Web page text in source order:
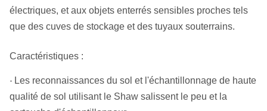
électriques, et aux objets enterrés sensibles proches tels
que des cuves de stockage et des tuyaux souterrains.
Caractéristiques :
- Les reconnaissances du sol et l'échantillonnage de haute
qualité de sol utilisant le Shaw salissent le peu et la